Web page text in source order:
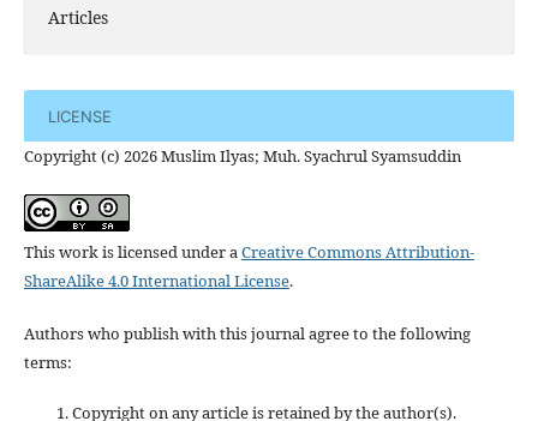
Articles
LICENSE
Copyright (c) 2026 Muslim Ilyas; Muh. Syachrul Syamsuddin
This work is licensed under aCreative Commons Attribution-
ShareAlike 4.0 International License.
Authors who publish with this journal agree to the following
terms:
Copyright on any article is retained by the author(s).